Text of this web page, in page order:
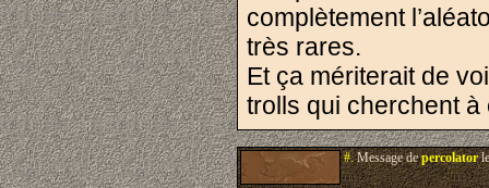
complètement
très rares.
Et ça mériterait de
trolls qui cherchent
#.Message depercolator